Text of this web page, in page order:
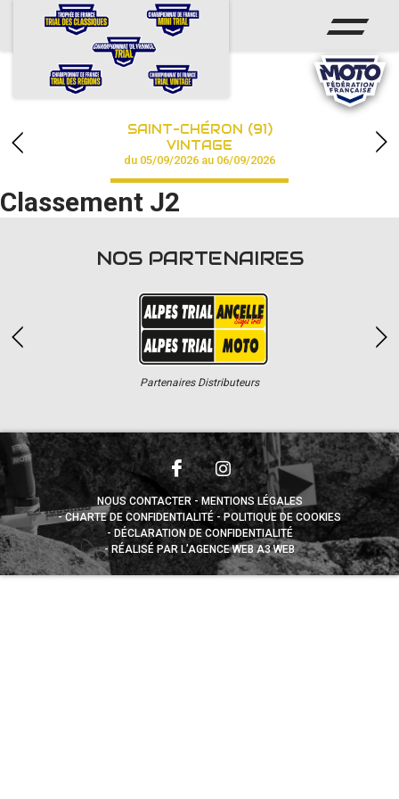
ACCUEIL
CALENDRIER
CHAMPIONNAT
RÉSULTATS
PHOTOS / VIDÉOS
PARTENAIRES
SAINT-CHÉRON (91)
VINTAGE
du 05/09/2026 au 06/09/2026
Classement J2
NOS PARTENAIRES
Partenaires Distributeurs
NOUS CONTACTER
MENTIONS LÉGALES
CHARTE DE CONFIDENTIALITÉ
POLITIQUE DE COOKIES
DÉCLARATION DE CONFIDENTIALITÉ
RÉALISÉ PAR L’AGENCE WEB A3 WEB